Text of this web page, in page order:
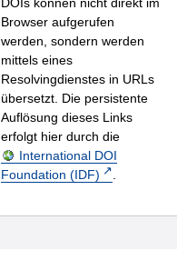
DOIs können nicht direkt im
Browser aufgerufen
werden, sondern werden
mittels eines
Resolvingdienstes in URLs
übersetzt. Die persistente
Auflösung dieses Links
erfolgt hier durch die
International DOI
Foundation (IDF)
.